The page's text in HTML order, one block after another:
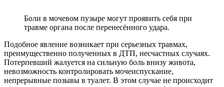
Боли в мочевом пузыре могут проявить себя при
травме органа после перенесённого удара.
Подобное явление возникает при серьезных травмах,
преимущественно полученных в ДТП, несчастных случаях.
Потерпевший жалуется на сильную боль внизу живота,
невозможность контролировать мочеиспускание,
непрерывные позывы в туалет. В этом случае не происходит